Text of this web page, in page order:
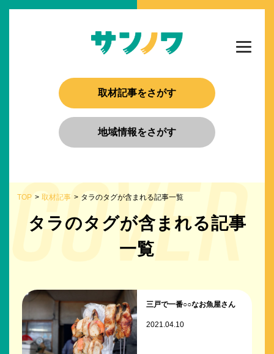
取材記事をさがす
地域情報をさがす
TOP 取材記事 タラのタグが含まれる記事一覧
タラのタグが含まれる記事
一覧
三戸で一番○○なお魚屋さん
2021.04.10